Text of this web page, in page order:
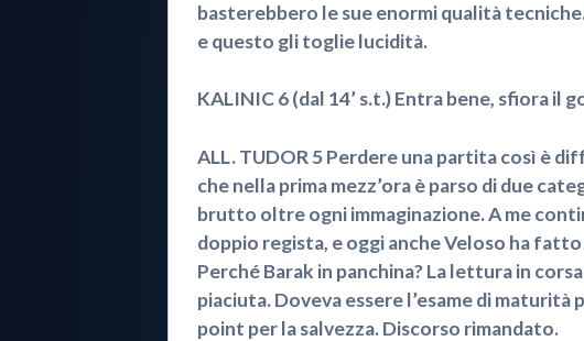
basterebbero le sue enormi qualità
e questo gli toglie lucidità.
KALINIC 6 (dal 14’ s.t.) Entra bene, sfiora il
ALL. TUDOR 5 Perdere una partita così è
che nella prima mezz’ora è parso di due
brutto oltre ogni immaginazione. A me
doppio regista, e oggi anche Veloso ha fatto
Perché Barak in panchina? La lettura in
piaciuta. Doveva essere l’esame di
point per la salvezza. Discorso rimandato.